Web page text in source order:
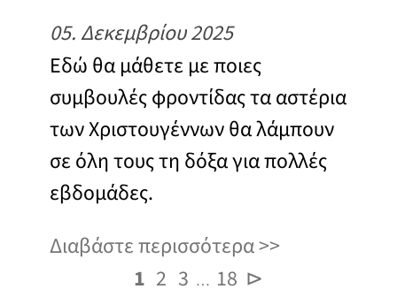
05. Δεκεμβρίου 2025
Εδώ θα μάθετε με ποιες
συμβουλές φροντίδας τα αστέρια
των Χριστουγέννων θα λάμπουν
σε όλη τους τη δόξα για πολλές
εβδομάδες.
Διαβάστε περισσότερα
1 2 3 … 18 ⊳